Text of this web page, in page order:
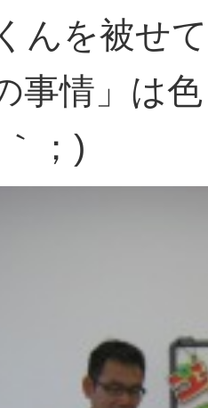
んを被せ
事情」は
；)ゞ